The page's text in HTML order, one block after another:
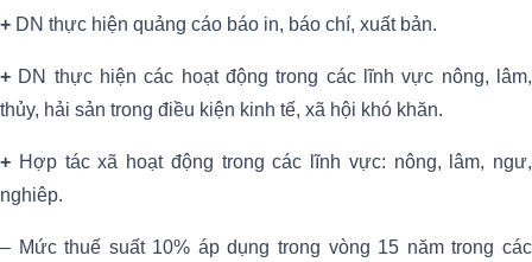
+ DN thực hiện quảng cáo báo in, báo chí, xuất bản.
+ DN thực hiện các hoạt động trong các lĩnh vực nông, lâm,
thủy, hải sản trong điều kiện kinh tế, xã hội khó khăn.
+ Hợp tác xã hoạt động trong các lĩnh vực: nông, lâm, ngư,
nghiêp.
– Mức thuế suất 10% áp dụng trong vòng 15 năm trong các